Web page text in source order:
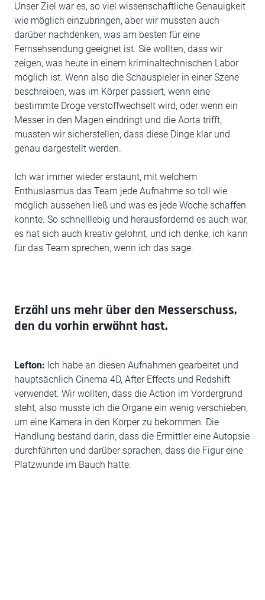
Unser Ziel war es, so viel wissenschaftliche Genauigkeit
wie möglich einzubringen, aber wir mussten auch
darüber nachdenken, was am besten für eine
Fernsehsendung geeignet ist. Sie wollten, dass wir
zeigen, was heute in einem kriminaltechnischen Labor
möglich ist. Wenn also die Schauspieler in einer Szene
beschreiben, was im Körper passiert, wenn eine
bestimmte Droge verstoffwechselt wird, oder wenn ein
Messer in den Magen eindringt und die Aorta trifft,
mussten wir sicherstellen, dass diese Dinge klar und
genau dargestellt werden.
Ich war immer wieder erstaunt, mit welchem
Enthusiasmus das Team jede Aufnahme so toll wie
möglich aussehen ließ und was es jede Woche schaffen
konnte. So schnelllebig und herausfordernd es auch war,
es hat sich auch kreativ gelohnt, und ich denke, ich kann
für das Team sprechen, wenn ich das sage.
Erzähl uns mehr über den Messerschuss,
den du vorhin erwähnt hast.
Lefton: Ich habe an diesen Aufnahmen gearbeitet und
hauptsächlich Cinema 4D, After Effects und Redshift
verwendet. Wir wollten, dass die Action im Vordergrund
steht, also musste ich die Organe ein wenig verschieben,
um eine Kamera in den Körper zu bekommen. Die
Handlung bestand darin, dass die Ermittler eine Autopsie
durchführten und darüber sprachen, dass die Figur eine
Platzwunde im Bauch hatte.